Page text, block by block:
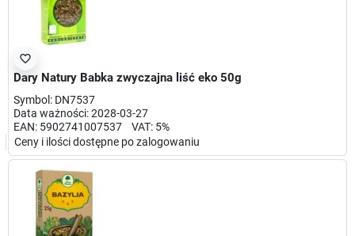
favorite_border
Dary Natury Babka zwyczajna liść eko 50g
Symbol: DN7537
Data ważności: 2028-03-27
EAN: 5902741007537 VAT: 5%
Ceny i ilości dostępne po zalogowaniu